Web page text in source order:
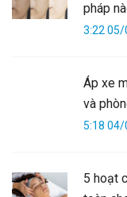
pháp
3:22
Áp xe
và
5:18
5 hoạt